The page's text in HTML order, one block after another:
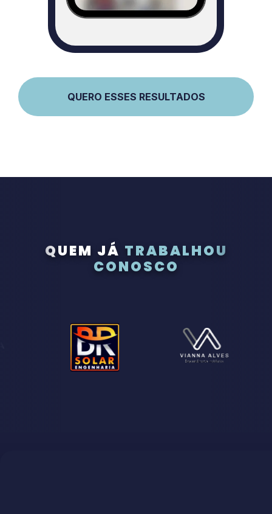
QUERO ESSES RESULTADOS
QUEM JÁ TRABALHOU
CONOSCO